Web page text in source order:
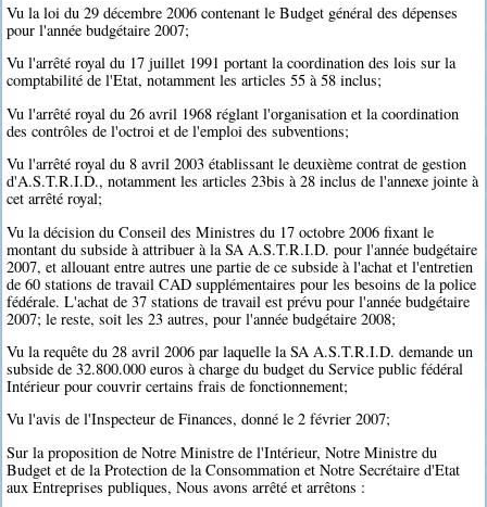
Vu la loi du 29 décembre 2006 contenant le Budget général des dépenses
pour l'année budgétaire 2007;
Vu l'arrêté royal du 17 juillet 1991 portant la coordination des lois sur la
comptabilité de l'Etat, notamment les articles 55 à 58 inclus;
Vu l'arrêté royal du 26 avril 1968 réglant l'organisation et la coordination
des contrôles de l'octroi et de l'emploi des subventions;
Vu l'arrêté royal du 8 avril 2003 établissant le deuxième contrat de gestion
d'A.S.T.R.I.D., notamment les articles 23bis à 28 inclus de l'annexe jointe à
cet arrêté royal;
Vu la décision du Conseil des Ministres du 17 octobre 2006 fixant le
montant du subside à attribuer à la SA A.S.T.R.I.D. pour l'année budgétaire
2007, et allouant entre autres une partie de ce subside à l'achat et l'entretien
de 60 stations de travail CAD supplémentaires pour les besoins de la police
fédérale. L'achat de 37 stations de travail est prévu pour l'année budgétaire
2007; le reste, soit les 23 autres, pour l'année budgétaire 2008;
Vu la requête du 28 avril 2006 par laquelle la SA A.S.T.R.I.D. demande un
subside de 32.800.000 euros à charge du budget du Service public fédéral
Intérieur pour couvrir certains frais de fonctionnement;
Vu l'avis de l'Inspecteur de Finances, donné le 2 février 2007;
Sur la proposition de Notre Ministre de l'Intérieur, Notre Ministre du
Budget et de la Protection de la Consommation et Notre Secrétaire d'Etat
aux Entreprises publiques, Nous avons arrêté et arrêtons :